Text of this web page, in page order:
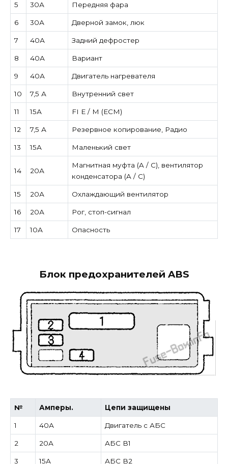
5 30А Передняя фара
6 30А Дверной замок, люк
7 40А Задний дефростер
8 40А Вариант
9 40А Двигатель нагревателя
10 7,5 А Внутренний свет
11 15А FI E / M (ECM)
12 7,5 А Резервное копирование, Радио
13 15А Маленький свет
14 20А
Магнитная муфта (A / C), вентилятор
конденсатора (A / C)
15 20А Охлаждающий вентилятор
16 20А Рог, стоп-сигнал
17 10А Опасность
Блок предохранителей ABS
№ Амперы. Цепи защищены
1 40А Двигатель с АБС
2 20А АБС B1
3 15А АБС В2